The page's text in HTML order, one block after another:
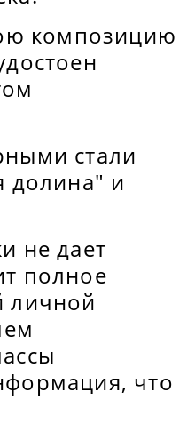
композицию
стали
долина" и
не дает
полное
личной
что